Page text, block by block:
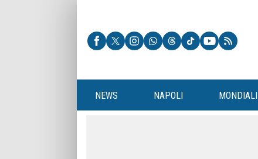
NEWS NAPOLI MONDIALI